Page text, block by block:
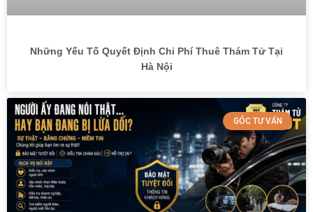
Những Yếu Tố Quyết Định Chi Phí Thuê Thám Tử Tại
Hà Nội
GÓC TƯ VẤN